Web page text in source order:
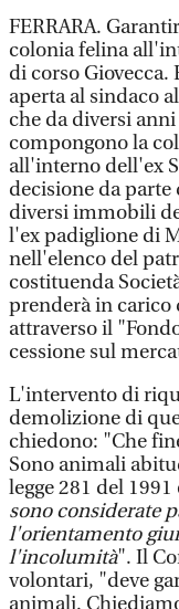
FERRARA.
colonia felina
di corso
aperta al sindaco
che da diversi
compongono la
all'interno dell'ex
decisione da
diversi immobili
l'ex padiglione di
nell'elenco del
costituenda
prenderà in carico
attraverso il
cessione sul
L'intervento di
demolizione di
chiedono: "Che
Sono animali
legge 281 del 1991
sono considerate
l'orientamento
l'incolumità". Il
volontari, "deve
animali.